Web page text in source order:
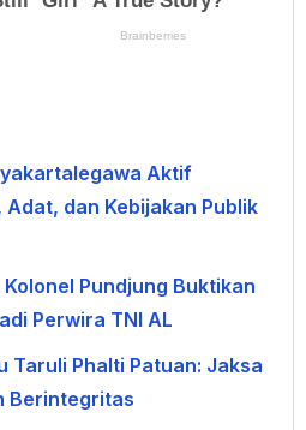
Aktif
dan Kebijakan Publik
Pundjung Buktikan
Perwira TNI AL
Taruli Phalti Patuan: Jaksa
Berintegritas